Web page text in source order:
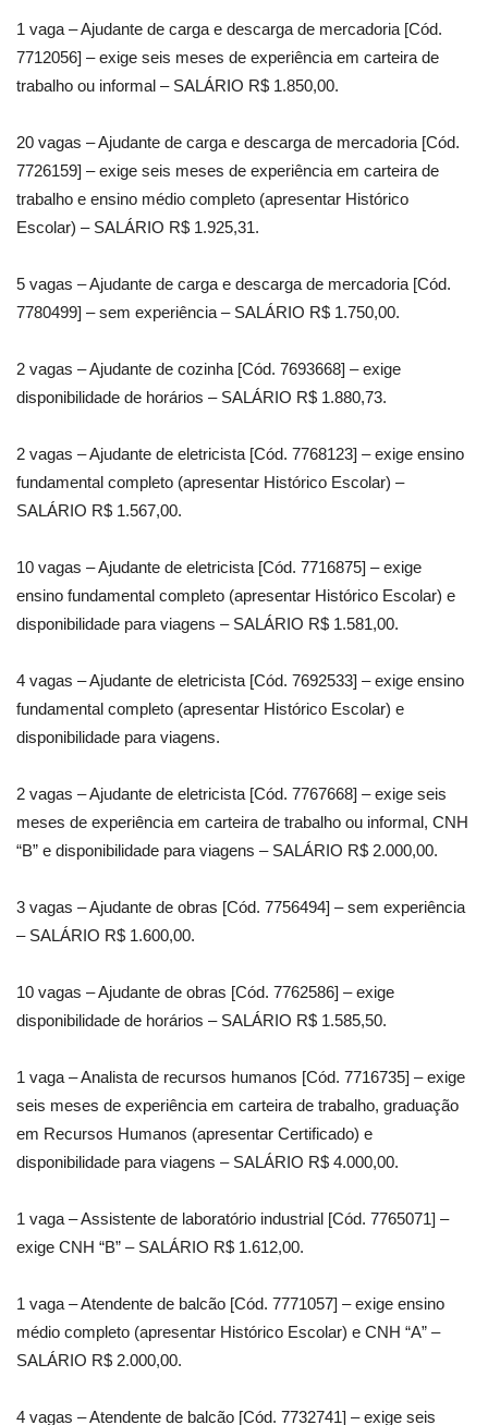
1 vaga – Ajudante de carga e descarga de mercadoria [Cód.
7712056] – exige seis meses de experiência em carteira de
trabalho ou informal – SALÁRIO R$ 1.850,00.
20 vagas – Ajudante de carga e descarga de mercadoria [Cód.
7726159] – exige seis meses de experiência em carteira de
trabalho e ensino médio completo (apresentar Histórico
Escolar) – SALÁRIO R$ 1.925,31.
5 vagas – Ajudante de carga e descarga de mercadoria [Cód.
7780499] – sem experiência – SALÁRIO R$ 1.750,00.
2 vagas – Ajudante de cozinha [Cód. 7693668] – exige
disponibilidade de horários – SALÁRIO R$ 1.880,73.
2 vagas – Ajudante de eletricista [Cód. 7768123] – exige ensino
fundamental completo (apresentar Histórico Escolar) –
SALÁRIO R$ 1.567,00.
10 vagas – Ajudante de eletricista [Cód. 7716875] – exige
ensino fundamental completo (apresentar Histórico Escolar) e
disponibilidade para viagens – SALÁRIO R$ 1.581,00.
4 vagas – Ajudante de eletricista [Cód. 7692533] – exige ensino
fundamental completo (apresentar Histórico Escolar) e
disponibilidade para viagens.
2 vagas – Ajudante de eletricista [Cód. 7767668] – exige seis
meses de experiência em carteira de trabalho ou informal, CNH
“B” e disponibilidade para viagens – SALÁRIO R$ 2.000,00.
3 vagas – Ajudante de obras [Cód. 7756494] – sem experiência
– SALÁRIO R$ 1.600,00.
10 vagas – Ajudante de obras [Cód. 7762586] – exige
disponibilidade de horários – SALÁRIO R$ 1.585,50.
1 vaga – Analista de recursos humanos [Cód. 7716735] – exige
seis meses de experiência em carteira de trabalho, graduação
em Recursos Humanos (apresentar Certificado) e
disponibilidade para viagens – SALÁRIO R$ 4.000,00.
1 vaga – Assistente de laboratório industrial [Cód. 7765071] –
exige CNH “B” – SALÁRIO R$ 1.612,00.
1 vaga – Atendente de balcão [Cód. 7771057] – exige ensino
médio completo (apresentar Histórico Escolar) e CNH “A” –
SALÁRIO R$ 2.000,00.
4 vagas – Atendente de balcão [Cód. 7732741] – exige seis